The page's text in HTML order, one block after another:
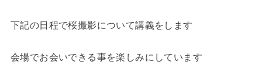
下記の日程で桜撮影について講義をします
会場でお会いできる事を楽しみにしています